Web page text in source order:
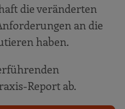
die veränderten
an die
haben.
Report ab.